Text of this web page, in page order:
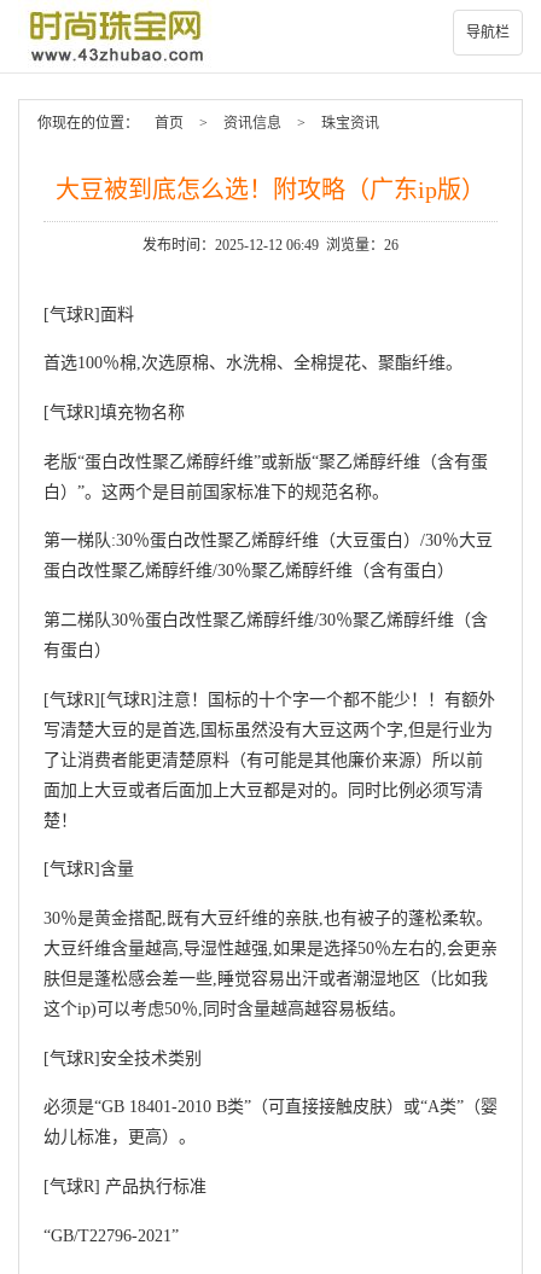
导航栏
你现在的位置： 首页 > 资讯信息 > 珠宝资讯
大豆被到底怎么选！附攻略（广东ip版）
发布时间：2025-12-12 06:49 浏览量：26
[气球R]面料
首选100％棉,次选原棉、水洗棉、全棉提花、聚酯纤维。
[气球R]填充物名称
老版“蛋白改性聚乙烯醇纤维”或新版“聚乙烯醇纤维（含有蛋
白）”。这两个是目前国家标准下的规范名称。
第一梯队:30％蛋白改性聚乙烯醇纤维（大豆蛋白）/30％大豆
蛋白改性聚乙烯醇纤维/30％聚乙烯醇纤维（含有蛋白）
第二梯队30％蛋白改性聚乙烯醇纤维/30％聚乙烯醇纤维（含
有蛋白）
[气球R][气球R]注意！国标的十个字一个都不能少！！有额外
写清楚大豆的是首选,国标虽然没有大豆这两个字,但是行业为
了让消费者能更清楚原料（有可能是其他廉价来源）所以前
面加上大豆或者后面加上大豆都是对的。同时比例必须写清
楚！
[气球R]含量
30％是黄金搭配,既有大豆纤维的亲肤,也有被子的蓬松柔软。
大豆纤维含量越高,导湿性越强,如果是选择50％左右的,会更亲
肤但是蓬松感会差一些,睡觉容易出汗或者潮湿地区（比如我
这个ip)可以考虑50％,同时含量越高越容易板结。
[气球R]安全技术类别
必须是“GB 18401-2010 B类”（可直接接触皮肤）或“A类”（婴
幼儿标准，更高）。
[气球R] 产品执行标准
“GB/T22796-2021”